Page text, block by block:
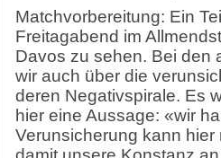
Matchvorbereitung: Ein
Freitagabend im
Davos zu sehen. Bei den
wir auch über die
deren Negativspirale. Es
hier eine Aussage: «wir
Verunsicherung kann